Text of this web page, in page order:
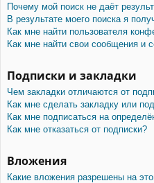
Почему мой поиск не даёт
В результате моего поиска я
Как мне найти пользователя
Как мне найти свои сообщения и
Подписки и закладки
Чем закладки отличаются от
Как мне сделать закладку или
Как мне подписаться на
Как мне отказаться от подписки?
Вложения
Какие вложения разрешены на